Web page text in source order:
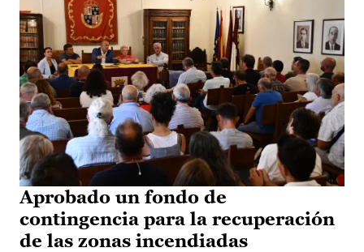
Aprobado un fondo de
contingencia para la recuperación
de las zonas incendiadas